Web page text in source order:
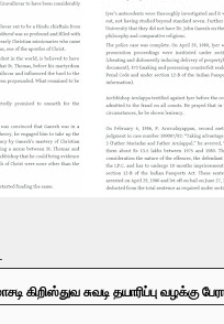
கிறிஸ்துவ சுவடி தயாரிப்பு வழக்கு